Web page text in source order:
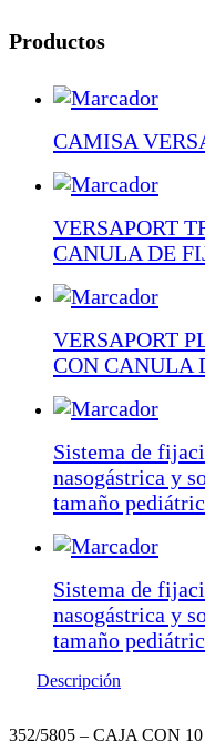
Productos
CAMISA
VERSAPORT
CANULA DE
VERSAPORT
CON CANULA
Sistema de
nasogástrica y
tamaño
Sistema de
nasogástrica y
tamaño
Descripción
352/5805 – CAJA CON